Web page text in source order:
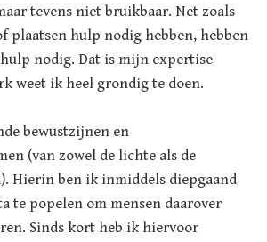
tevens niet bruikbaar. Net zoals
plaatsen hulp nodig hebben, hebben
nodig. Dat is mijn expertise
weet ik heel grondig te doen.
bewustzijnen en
(van zowel de lichte als de
Hierin ben ik inmiddels diepgaand
te popelen om mensen daarover
Sinds kort heb ik hiervoor